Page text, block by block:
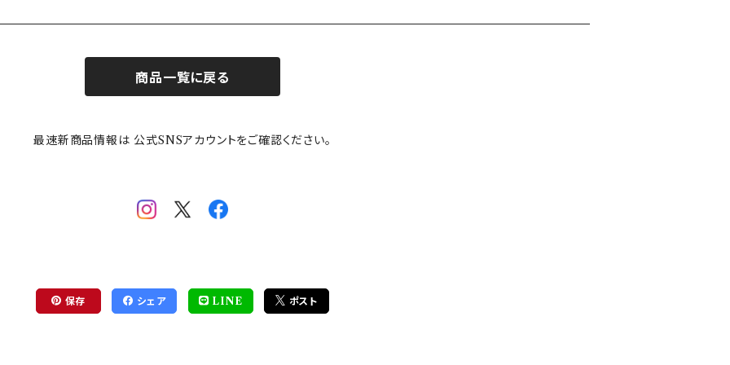
商品一覧に戻る
最速新商品情報は 公式SNSアカウントをご確認ください。
保存 シェア LINE ポスト